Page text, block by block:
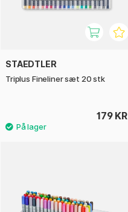
STAEDTLER
Triplus Fineliner sæt 20 stk
179 KR